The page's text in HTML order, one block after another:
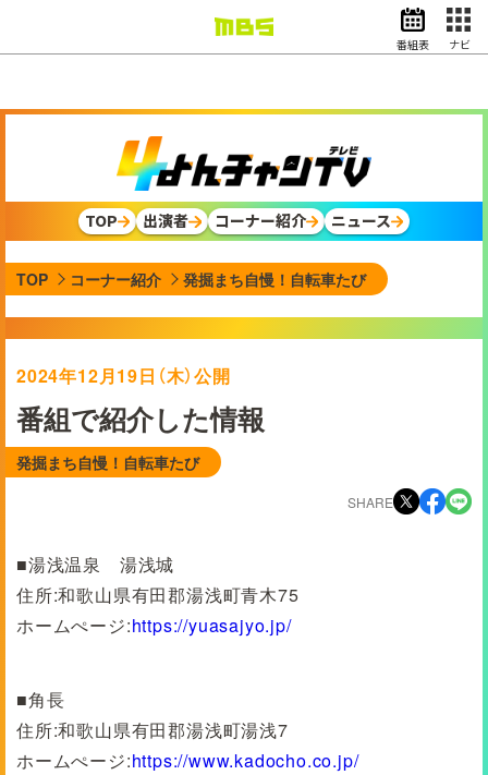
ドラマ
スポーツ
動画イズム ニュース
天気・防災 イベント
映画 アナウンサー
グッズ
EN
番組表 ナビ
TOP 出演者 コーナー紹介 ニュース
TOP コーナー紹介 発掘まち自慢！自転車たび
2024年12月19日（木）公開
番組で紹介した情報
発掘まち自慢！自転車たび
SHARE
■湯浅温泉 湯浅城
住所:和歌山県有田郡湯浅町青木75
ホームぺージ:https://yuasajyo.jp/
■角長
住所:和歌山県有田郡湯浅町湯浅7
ホームぺージ:https://www.kadocho.co.jp/